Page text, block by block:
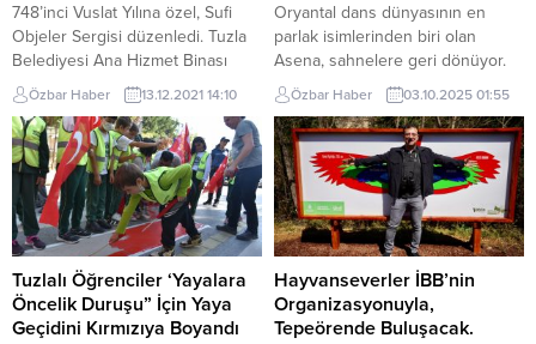
748’inci Vuslat Yılına özel, Sufi
Objeler Sergisi düzenledi. Tuzla
Belediyesi Ana Hizmet Binası
Fuaye Alanı’na kurulan sergi, 19
Aralık’a kadar sanatseverler ile
buluşacak. Bıraktığı eserler ile
tüm Dünya’da etki yaratan, 13.
yüzyılda yaşamış şair, fakih, âlim,
ilahiyatçı ve Sufi mutasavvıf,
Muhammed Celâleddîn-i Rumi
veya kısaca bilinen adıyla...
Özbar Haber 13.12.2021 14:10
Oryantal dans dünyasının en
parlak isimlerinden biri olan
Asena, sahnelere geri dönüyor.
Türkiye Oryantaller Kraliçesi
seçildikten sonra uzun süre “İbo
Show”, ünlü Maksim Gazinosu ve
sadece turistlere hizmet veren
Kervansaray gibi seçkin
mekânlarda performans
sergileyen Asena, gelen teklifler
karşısında dayanamayarak
yeniden sahneye çıkma kararı
aldı. Bir zamanlar medyanın en
çok...
Özbar Haber 03.10.2025 01:55
Tuzlalı Öğrenciler ‘Yayalara
Öncelik Duruşu” İçin Yaya
Geçidini Kırmızıya Boyandı
Hayvanseverler İBB’nin
Organizasyonuyla,
Tepeörende Buluşacak.